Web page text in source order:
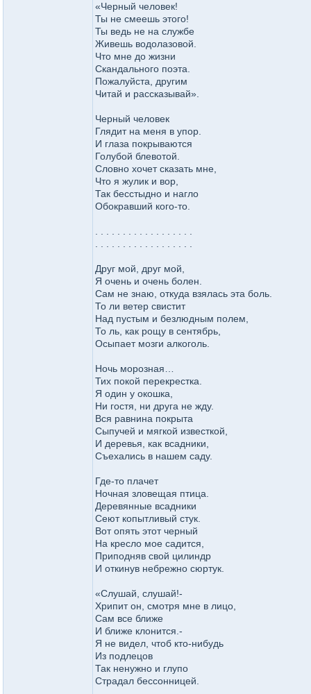
«Черный человек!
Ты не смеешь этого!
Ты ведь не на службе
Живешь водолазовой.
Что мне до жизни
Скандального поэта.
Пожалуйста, другим
Читай и рассказывай».
Черный человек
Глядит на меня в упор.
И глаза покрываются
Голубой блевотой.
Словно хочет сказать мне,
Что я жулик и вор,
Так бесстыдно и нагло
Обокравший кого-то.
Друг мой, друг мой,
Я очень и очень болен.
Сам не знаю, откуда взялась эта боль.
То ли ветер свистит
Над пустым и безлюдным полем,
То ль, как рощу в сентябрь,
Осыпает мозги алкоголь.
Ночь морозная…
Тих покой перекрестка.
Я один у окошка,
Ни гостя, ни друга не жду.
Вся равнина покрыта
Сыпучей и мягкой известкой,
И деревья, как всадники,
Съехались в нашем саду.
Где-то плачет
Ночная зловещая птица.
Деревянные всадники
Сеют копытливый стук.
Вот опять этот черный
На кресло мое садится,
Приподняв свой цилиндр
И откинув небрежно сюртук.
«Слушай, слушай!-
Хрипит он, смотря мне в лицо,
Сам все ближе
И ближе клонится.-
Я не видел, чтоб кто-нибудь
Из подлецов
Так ненужно и глупо
Страдал бессонницей.